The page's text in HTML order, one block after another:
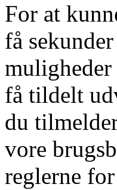
For at
få
muligheder
få tildelt
du
vore
reglerne